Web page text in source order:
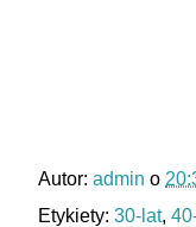
Autor: admin o
Etykiety: 30-lat,